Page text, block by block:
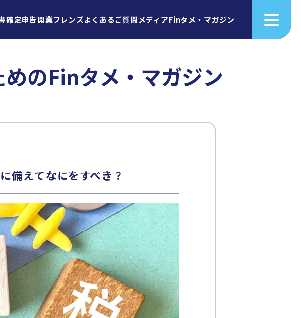
確定申告開業フレンズよくあるご質問メディアFinタメ・マガジン
のFinタメ・マガジン
備えてなにをすべき？